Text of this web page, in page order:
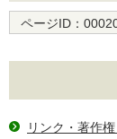
ページID：
リンク・著作